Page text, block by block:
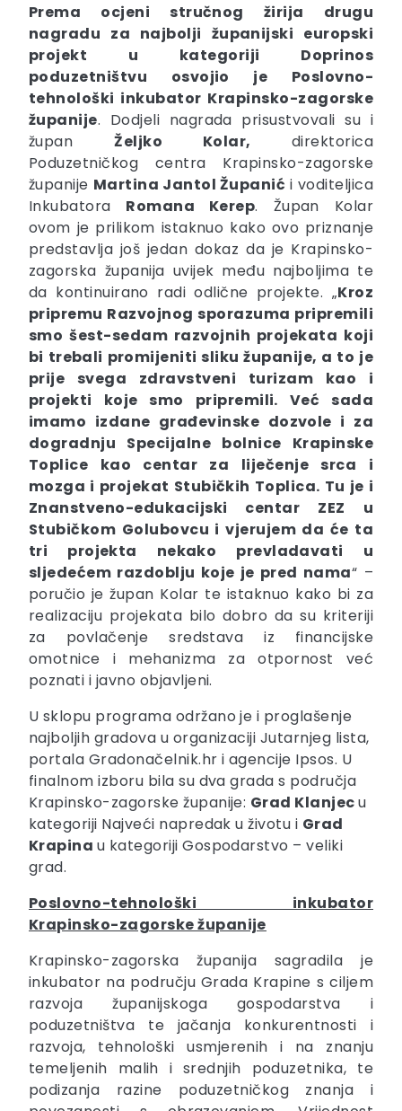
Prema ocjeni stručnog žirija drugu
nagradu za najbolji županijski europski
projekt u kategoriji Doprinos
poduzetništvu osvojio je Poslovno-
tehnološki inkubator Krapinsko-zagorske
županije. Dodjeli nagrada prisustvovali su i
županŽeljko Kolar, direktorica
Poduzetničkog centra Krapinsko-zagorske
županije Martina Jantol Županić i voditeljica
Inkubatora Romana Kerep. Župan Kolar
ovom je prilikom istaknuo kako ovo priznanje
predstavlja još jedan dokaz da je Krapinsko-
zagorska županija uvijek među najboljima te
da kontinuirano radi odlične projekte. „Kroz
pripremu Razvojnog sporazuma pripremili
smo šest-sedam razvojnih projekata koji
bi trebali promijeniti sliku županije, a to je
prije svega zdravstveni turizam kao i
projekti koje smo pripremili. Već sada
imamo izdane građevinske dozvole i za
dogradnju Specijalne bolnice Krapinske
Toplice kao centar za liječenje srca i
mozga i projekat Stubičkih Toplica. Tu je i
Znanstveno-edukacijski centar ZEZ u
Stubičkom Golubovcu i vjerujem da će ta
tri projekta nekako prevladavati u
sljedećem razdoblju koje je pred nama“ –
poručio je župan Kolar te istaknuo kako bi za
realizaciju projekata bilo dobro da su kriteriji
za povlačenje sredstava iz financijske
omotnice i mehanizma za otpornost već
poznati i javno objavljeni.
U sklopu programa održano je i proglašenje
najboljih gradova u organizaciji Jutarnjeg lista,
portala Gradonačelnik.hr i agencije Ipsos. U
finalnom izboru bila su dva grada s područja
Krapinsko-zagorske županije: Grad Klanjecu
kategoriji Najveći napredak u životu i Grad
Krapina u kategoriji Gospodarstvo – veliki
grad.
Poslovno-tehnološki inkubator
Krapinsko-zagorske županije
Krapinsko-zagorska županija sagradila je
inkubator na području Grada Krapine s ciljem
razvoja županijskoga gospodarstva i
poduzetništva te jačanja konkurentnosti i
razvoja, tehnološki usmjerenih i na znanju
temeljenih malih i srednjih poduzetnika, te
podizanja razine poduzetničkog znanja i